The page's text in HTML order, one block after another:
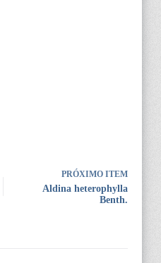
PRÓXIMO ITEM
Aldina heterophylla
Benth.